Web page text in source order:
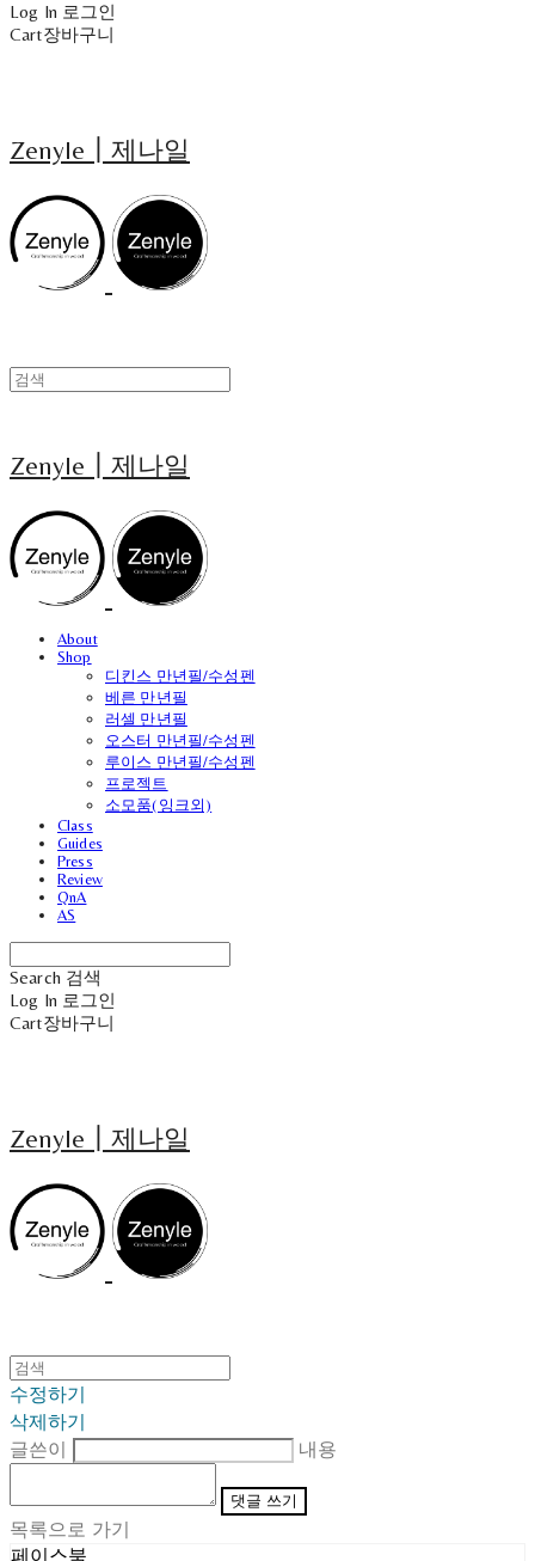
Log In 로그인
Cart장바구니
Zenyle┃제나일
Zenyle┃제나일
About
Shop
디킨스 만년필/수성펜
베른 만년필
러셀 만년필
오스터 만년필/수성펜
루이스 만년필/수성펜
프로젝트
소모품(잉크외)
Class
Guides
Press
Review
QnA
AS
Search 검색
Log In 로그인
Cart장바구니
Zenyle┃제나일
수정하기
삭제하기
글쓴이
내용
댓글 쓰기
목록으로 가기
페이스북